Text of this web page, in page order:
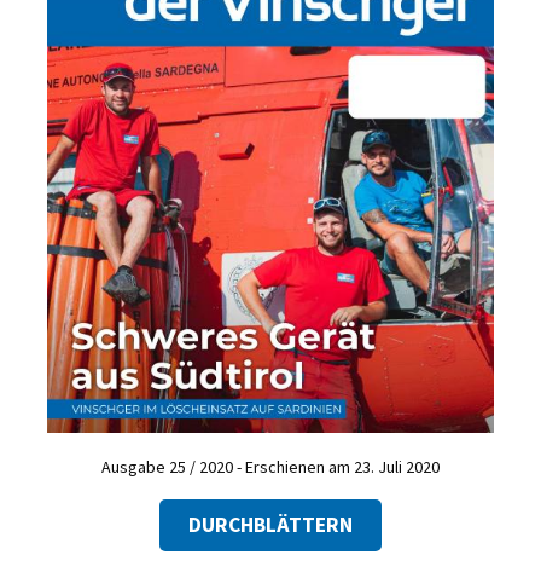
Ausgabe 25 / 2020 - Erschienen am 23. Juli 2020
DURCHBLÄTTERN